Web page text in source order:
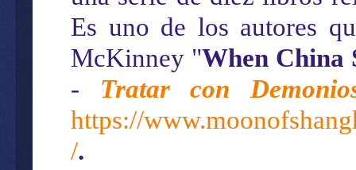
Es uno de los autores
McKinney "When China
- Tratar con
https://
/.